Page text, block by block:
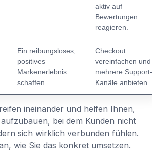
aktiv auf
Bewertungen
reagieren.
Ein reibungsloses,
positives
Markenerlebnis
schaffen.
Checkout
vereinfachen und
mehrere Support-
Kanäle anbieten.
ineinander und helfen Ihnen,
bei dem Kunden nicht
sich wirklich verbunden fühlen.
wie Sie das konkret umsetzen.